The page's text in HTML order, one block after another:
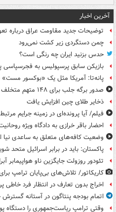
آخرین اخبار
توضیحات جدید مقاومت عراق درباره
چمن دستگردی زیر کشت نمی‌رود
حدس بزنید ایران چه رنگی است؟
بازیکن سابق پرسپولیس به فجرسپاسی
پانه‌تا: آمریکا مثل یک «بوکسور مست»
صدور برگه جلب برای ۱۴۸ متهم متخلف ارزی
ذخایر طلای چین افزایش یافت
فیلم/ آیا پرونده‌ای در زمینه جرایم
احضار باقر خرازی به دادگاه ویژه
وضعیت کافه‌های متعلق به ساعدی نیا
پاکستان: باید در برابر اسرائیل متحد
تئودور روزولت جایگزین ناو هواپیمابر
کاریکاتور/ تلاش‌های بی‌پایان ترامپ برای
اخراج بدون تعارف در انتظار فرد خاطی
اتمام بودجه پنتاگون در آستانه
وقتی ترامپ ریاست‌جمهوری را دستگاه